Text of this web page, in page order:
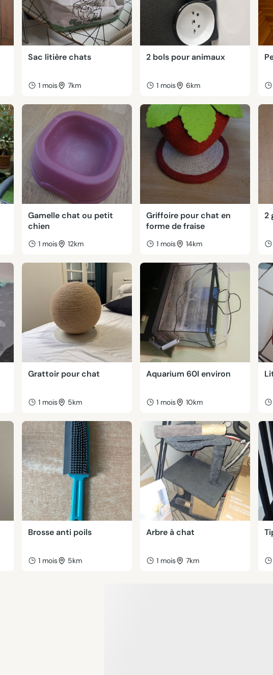
Sac litière chats
1 mois 7km
2 bols pour animaux
1 mois 6km
Gamelle chat ou petit
chien
1 mois 12km
Griffoire pour chat en
forme de fraise
1 mois 14km
2
Grattoir pour chat
1 mois 5km
Aquarium 60l environ
1 mois 10km
Brosse anti poils
1 mois 5km
Arbre à chat
1 mois 7km